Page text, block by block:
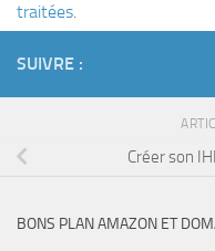
traitées.
SUIVRE :
Créer son
BONS PLAN AMAZON ET